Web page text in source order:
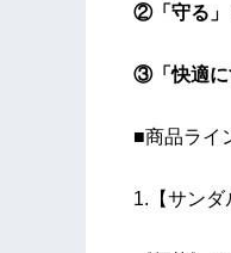
②「守る」
③「快適に
■商品ライ
1.【サン